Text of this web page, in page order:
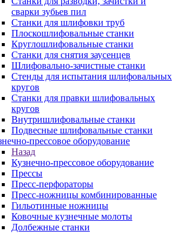
сварки зубьев пил
Станки для шлифовки труб
Плоскошлифовальные станки
Круглошлифовальные станки
Станки для снятия заусенцев
Шлифовально-зачистные станки
Стенды для испытания шлифовальных
кругов
Станки для правки шлифовальных
кругов
Внутришлифовальные станки
Подвесные шлифовальные станки
прессовое оборудование
Назад
Кузнечно-прессовое оборудование
Прессы
Пресс-перфораторы
Пресс-ножницы комбинированные
Гильотинные ножницы
Ковочные кузнечные молоты
Долбежные станки